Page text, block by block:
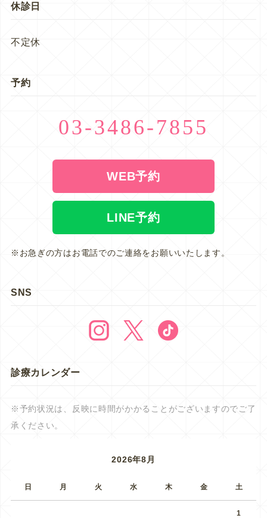
休診日
不定休
予約
03-3486-7855
WEB予約
LINE予約
※お急ぎの方はお電話でのご連絡をお願いいたします。
SNS
診療カレンダー
※予約状況は、反映に時間がかかることがございますのでご了
承ください。
2026年8月
日 月 火 水 木 金 土
1